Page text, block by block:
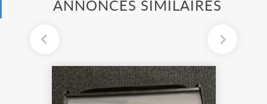
ANNONCES SIMILAIRES